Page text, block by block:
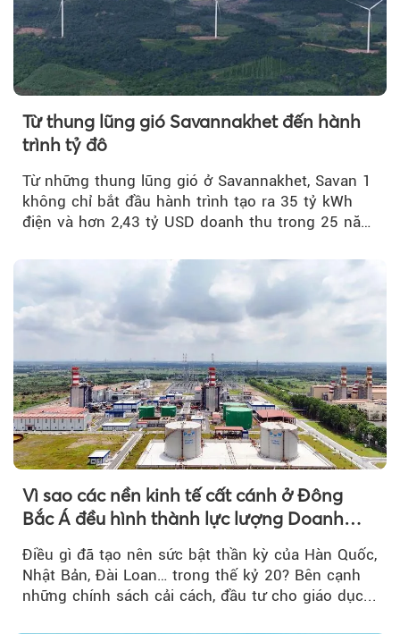
Từ thung lũng gió Savannakhet đến hành
trình tỷ đô
Từ những thung lũng gió ở Savannakhet, Savan 1
không chỉ bắt đầu hành trình tạo ra 35 tỷ kWh
điện và hơn 2,43 tỷ USD doanh thu trong 25 năm
Vì sao các nền kinh tế cất cánh ở Đông
Bắc Á đều hình thành lực lượng Doanh
nghiệp Quốc gia?
Điều gì đã tạo nên sức bật thần kỳ của Hàn Quốc,
Nhật Bản, Đài Loan… trong thế kỷ 20? Bên cạnh
những chính sách cải cách, đầu tư cho giáo dục...